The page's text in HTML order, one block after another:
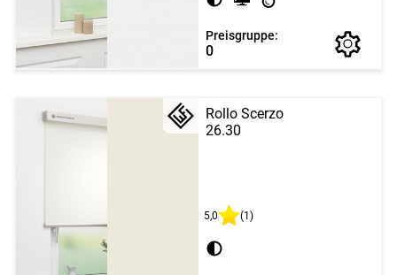
Preisgruppe:
0
Rollo Scerzo
26.30
5,0 (1)